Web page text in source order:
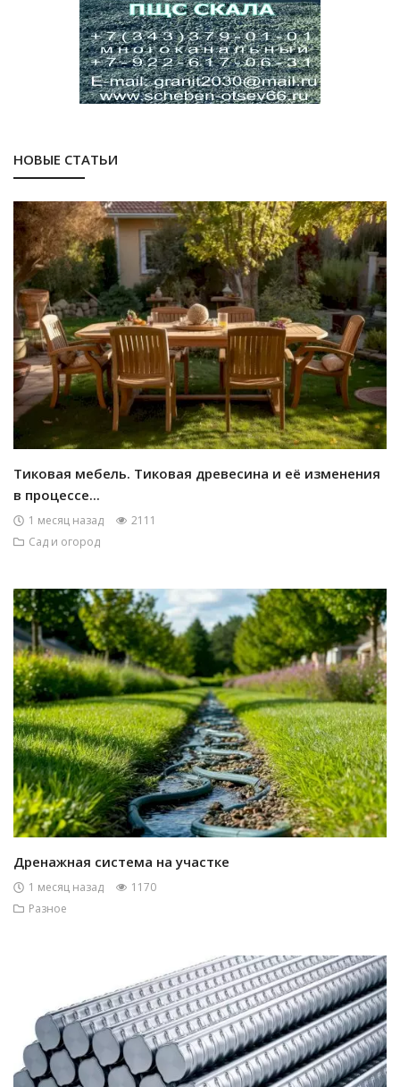
НОВЫЕ СТАТЬИ
Тиковая мебель. Тиковая древесина и её изменения
в процессе...
1 месяц назад
2111
Сад и огород
Дренажная система на участке
1 месяц назад
1170
Разное